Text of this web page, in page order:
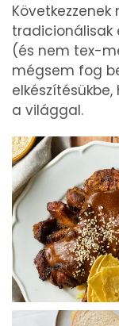
tradicionálisak
(és nem tex-
mégsem fog
a világgal.